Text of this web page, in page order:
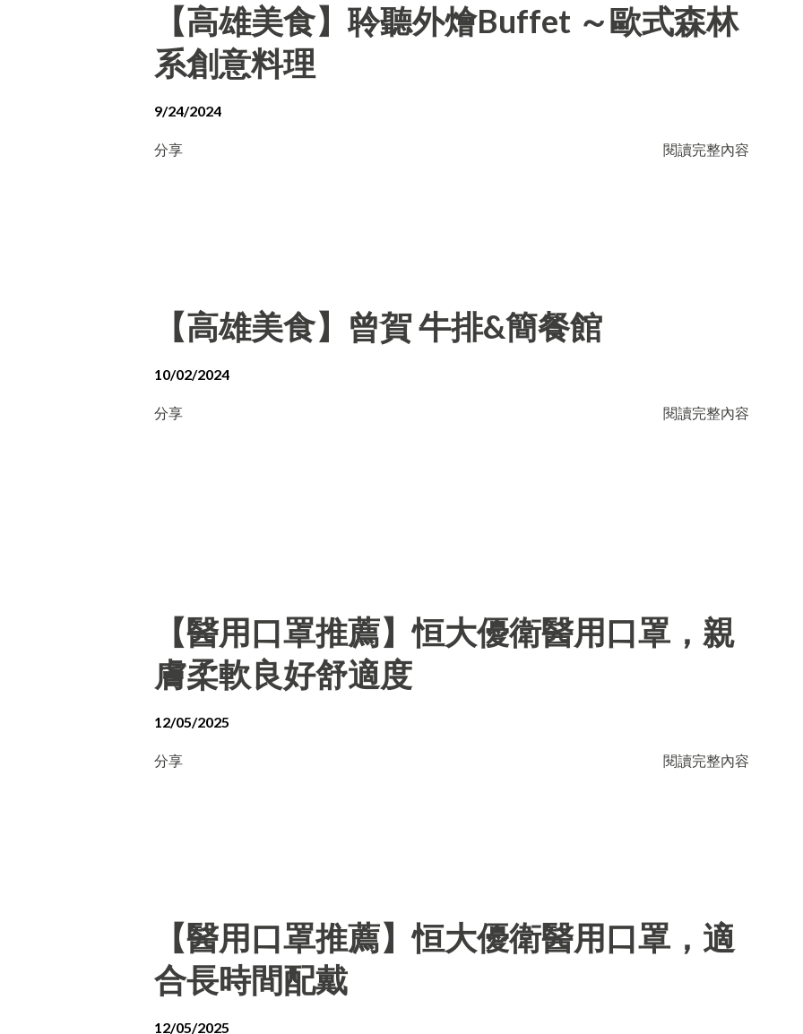
【高雄美食】聆聽外燴Buffet ～歐式森林
系創意料理
9/24/2024
分享 閱讀完整內容
【高雄美食】曾賀 牛排&簡餐館
10/02/2024
分享 閱讀完整內容
【醫用口罩推薦】恒大優衛醫用口罩，親
膚柔軟良好舒適度
12/05/2025
分享 閱讀完整內容
【醫用口罩推薦】恒大優衛醫用口罩，適
合長時間配戴
12/05/2025